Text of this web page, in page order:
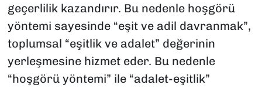
geçerlilik kazandırır. Bu nedenle hoşgörü
yöntemi sayesinde “eşit ve adil davranmak”,
toplumsal “eşitlik ve adalet” değerinin
yerleşmesine hizmet eder. Bu nedenle
“hoşgörü yöntemi” ile “adalet-eşitlik”